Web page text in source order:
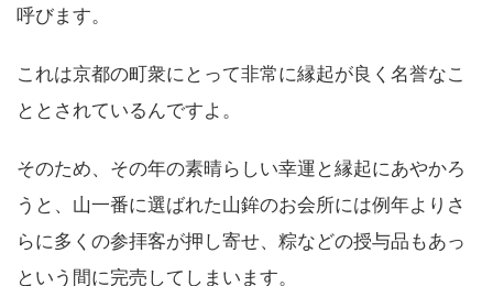
呼びます。
これは京都の町衆にとって非常に縁起が良く名誉なこ
ととされているんですよ。
そのため、その年の素晴らしい幸運と縁起にあやかろ
うと、山一番に選ばれた山鉾のお会所には例年よりさ
らに多くの参拝客が押し寄せ、粽などの授与品もあっ
という間に完売してしまいます。